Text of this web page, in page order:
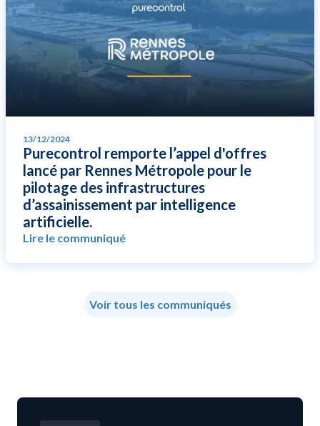
13/12/2024
Purecontrol remporte l’appel d'offres
lancé par Rennes Métropole pour le
pilotage des infrastructures
d’assainissement par intelligence
artificielle.
Lire le communiqué
Voir tous les communiqués